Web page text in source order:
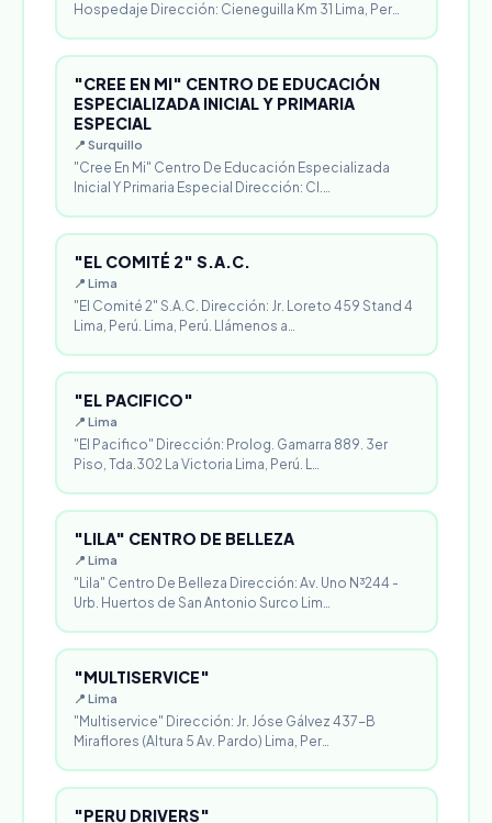
Hospedaje Dirección: Cieneguilla Km 31 Lima, Per…
"CREE EN MI" CENTRO DE EDUCACIÓN
ESPECIALIZADA INICIAL Y PRIMARIA
ESPECIAL
📍 Surquillo
"Cree En Mi" Centro De Educación Especializada
Inicial Y Primaria Especial Dirección: Cl.…
"EL COMITÉ 2" S.A.C.
📍 Lima
"El Comité 2" S.A.C. Dirección: Jr. Loreto 459 Stand 4
Lima, Perú. Lima, Perú. Llámenos a…
"EL PACIFICO"
📍 Lima
"El Pacifico" Dirección: Prolog. Gamarra 889. 3er
Piso, Tda.302 La Victoria Lima, Perú. L…
"LILA" CENTRO DE BELLEZA
📍 Lima
"Lila" Centro De Belleza Dirección: Av. Uno N³244 -
Urb. Huertos de San Antonio Surco Lim…
"MULTISERVICE"
📍 Lima
"Multiservice" Dirección: Jr. Jóse Gálvez 437-B
Miraflores (Altura 5 Av. Pardo) Lima, Per…
"PERU DRIVERS"